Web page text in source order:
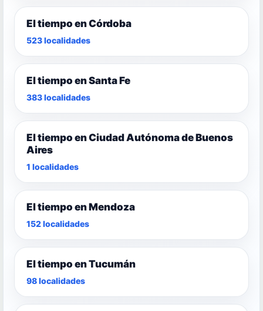
El tiempo en Córdoba
523 localidades
El tiempo en Santa Fe
383 localidades
El tiempo en Ciudad Autónoma de Buenos
Aires
1 localidades
El tiempo en Mendoza
152 localidades
El tiempo en Tucumán
98 localidades